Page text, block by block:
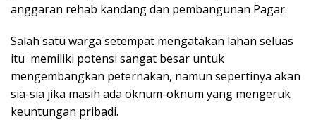
anggaran rehab kandang dan pembangunan Pagar.
Salah satu warga setempat mengatakan lahan seluas
itu memiliki potensi sangat besar untuk
mengembangkan peternakan, namun sepertinya akan
sia-sia jika masih ada oknum-oknum yang mengeruk
keuntungan pribadi.